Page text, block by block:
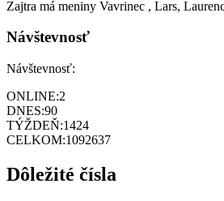
Zajtra má meniny Vavrinec , Lars,
Návštevnosť
Návštevnosť:
ONLINE:2
DNES:90
TÝŽDEŇ:1424
CELKOM:1092637
Dôležité čísla